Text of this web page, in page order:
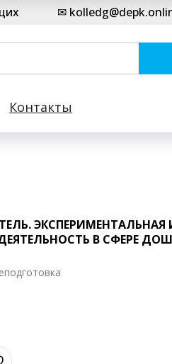
✉
Контакты
ЭКСПЕРИМЕНТАЛЬНАЯ
В СФЕРЕ